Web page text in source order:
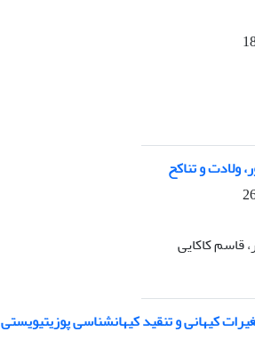
ولادت و تناکح
قاسم کاکایی
کیهانی و تنقید کیهانشناسی پوزیتیویستی